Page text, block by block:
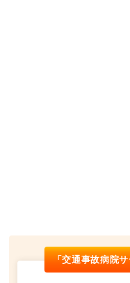
「交通事故病院